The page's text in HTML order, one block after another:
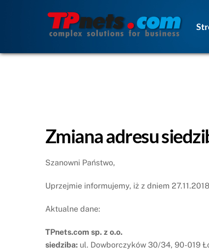
Zmiana adresu
Szanowni Państwo,
Uprzejmie informujemy, iż z dniem
Aktualne dane:
TPnets.com sp. z o.o.
siedziba: ul. Dowborczyków 30/34, 90-019